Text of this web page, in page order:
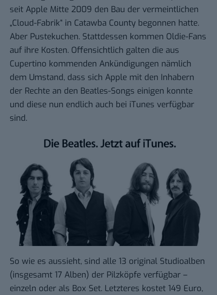
seit Apple Mitte 2009 den Bau der vermeintlichen
„Cloud-Fabrik“ in Catawba County begonnen hatte.
Aber Pustekuchen. Stattdessen kommen Oldie-Fans
auf ihre Kosten. Offensichtlich galten die aus
Cupertino kommenden Ankündigungen nämlich
dem Umstand, dass sich Apple mit den Inhabern
der Rechte an den Beatles-Songs einigen konnte
und diese nun endlich auch bei iTunes verfügbar
sind.
So wie es aussieht, sind alle 13 original Studioalben
(insgesamt 17 Alben) der Pilzköpfe verfügbar –
einzeln oder als Box Set. Letzteres kostet 149 Euro,